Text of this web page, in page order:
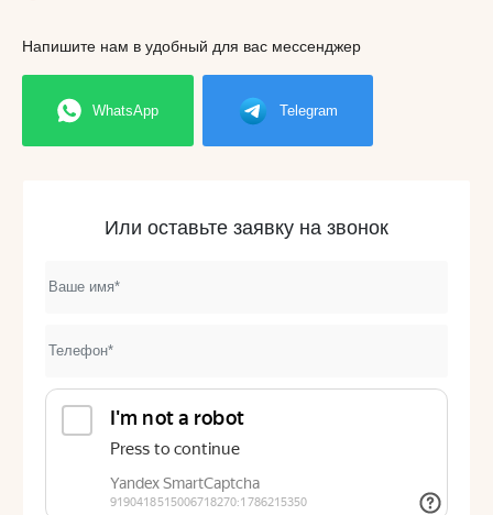
Напишите нам в удобный для вас мессенджер
WhatsApp Telegram
Или оставьте заявку на звонок